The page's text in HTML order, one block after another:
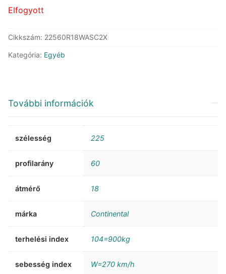
Elfogyott
Cikkszám: 22560R18WASC2X
Kategória: Egyéb
További információk
szélesség 225
profilarány 60
átmérő 18
márka Continental
terhelési index 104=900kg
sebesség index W=270 km/h